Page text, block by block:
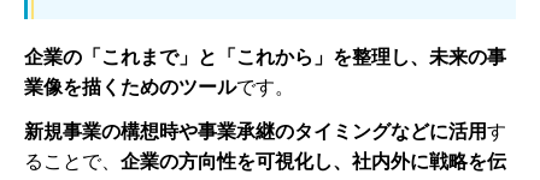
企業の「これまで」と「これから」を整理し、未来の事
業像を描くためのツールです。
新規事業の構想時や事業承継のタイミングなどに活用す
ることで、 企業の方向性を可視化し、社内外に戦略を伝